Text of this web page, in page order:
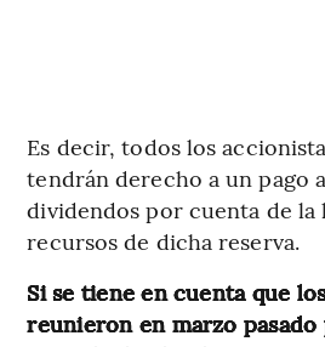
Es decir, todos los
tendrán derecho a un pago
dividendos por cuenta de la
recursos de dicha reserva.
Si se tiene en cuenta que
reunieron en marzo